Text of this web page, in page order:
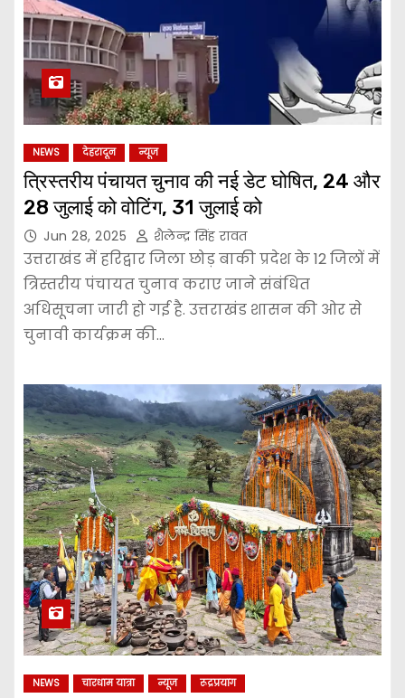
NEWS देहरादून न्यूज
त्रिस्तरीय पंचायत चुनाव की नई डेट घोषित, 24 और
28 जुलाई को वोटिंग, 31 जुलाई को
Jun 28, 2025 शैलेन्द्र सिंह रावत
उत्तराखंड में हरिद्वार जिला छोड़ बाकी प्रदेश के 12 जिलों में
त्रिस्तरीय पंचायत चुनाव कराए जाने संबंधित
अधिसूचना जारी हो गई है. उत्तराखंड शासन की ओर से
चुनावी कार्यक्रम की…
NEWS चारधाम यात्रा न्यूज रूद्रप्रयाग